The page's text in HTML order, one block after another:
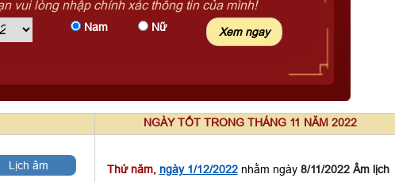
vui lòng nhập chính xác thông tin của mình!
Nam Nữ
NGÀY TỐT TRONG THÁNG 11 NĂM 2022
Lịch âm Thứ năm, ngày 1/12/2022nhằm ngày 8/11/2022 Âm lịch